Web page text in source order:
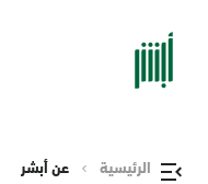
الرئيسية عن أبشر